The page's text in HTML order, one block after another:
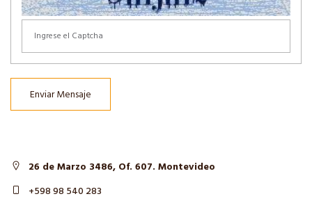
Enviar Mensaje
26 de Marzo 3486, Of. 607. Montevideo
+598 98 540 283